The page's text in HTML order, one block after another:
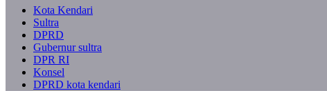
Kota Kendari
Sultra
DPRD
Gubernur sultra
DPR RI
Konsel
DPRD kota kendari